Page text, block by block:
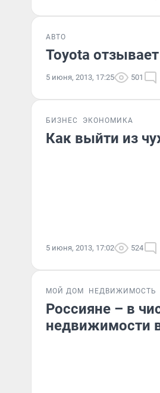
АВТО
Toyota
5 июня, 2013, 17:25 501
БИЗНЕС ЭКОНОМИКА
Как выйти из
5 июня, 2013, 17:02 524
МОЙ ДОМ НЕДВИЖИМОСТЬ
Россияне – в
недвижимости